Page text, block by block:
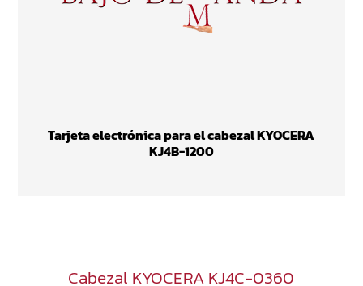
Tarjeta electrónica para el cabezal KYOCERA
KJ4B-1200
Cabezal KYOCERA KJ4C-0360